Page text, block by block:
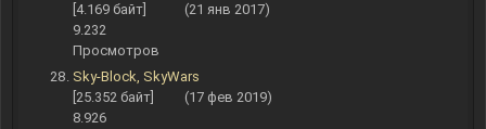
[4.169 байт]
(21 янв 2017)
9.232
Просмотров
Sky-Block, SkyWars
[25.352 байт]
(17 фев 2019)
8.926